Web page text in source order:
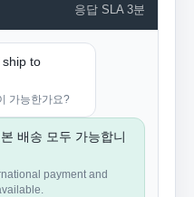
응답 SLA 3분
to
가능한가요?
배송 모두 가능합니
payment and